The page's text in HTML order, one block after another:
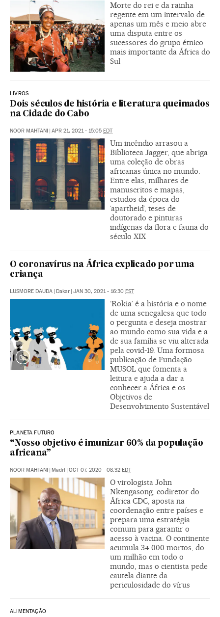
Morte do rei e da rainha
regente em um intervalo de
apenas um mês e meio abre
uma disputa entre os
sucessores do grupo étnico
mais importante da África do
Sul
LIVROS
Dois séculos de história e literatura queimados
na Cidade do Cabo
NOOR MAHTANI APR 21, 2021 - 15:05 EDT
Um incêndio arrasou a
Biblioteca Jagger, que abriga
uma coleção de obras
africanas única no mundo.
Entre elas, milhares de
manuscritos e mapas,
estudos da época do
‘apartheid’, teses de
doutorado e pinturas
indígenas da flora e fauna do
século XIX
O coronavírus na África explicado por uma
criança
LUSMORE DAUDA Dakar JAN 30, 2021 - 16:30 EST
‘Rokia’ é a história e o nome
de uma senegalesa que todo
o pergunta e deseja mostrar
ao mundo como sua vida e a
de sua família se viu alterada
pela covid-19. Uma formosa
publicação de Fundação
MUSOL que fomenta a
leitura e ajuda a dar a
conhecer a África e os
Objetivos de
Desenvolvimento Sustentável
PLANETA FUTURO
“Nosso objetivo é imunizar 60% da população
africana”
NOOR MAHTANI Madri OCT 07, 2020 - 08:32 EDT
O virologista John
Nkengasong, codiretor do
África CDC, aposta na
coordenação entre países e
prepara uma estratégia
comum para garantir o
acesso à vacina. O continente
acumula 34.000 mortos, do
um milhão em todo o
mundo, mas o cientista pede
cautela diante da
periculosidade do vírus
ALIMENTAÇÃO